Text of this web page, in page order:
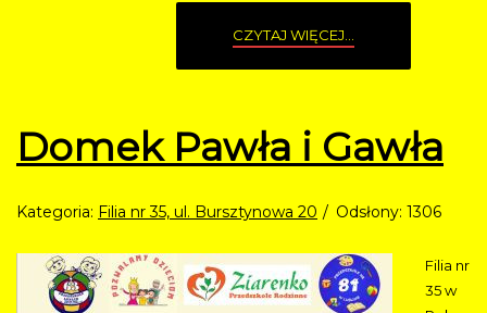
CZYTAJ WIĘCEJ...
Domek Pawła i Gawła
Kategoria: Filia nr 35, ul. Bursztynowa 20 Odsłony: 1306
Filia nr
35 w